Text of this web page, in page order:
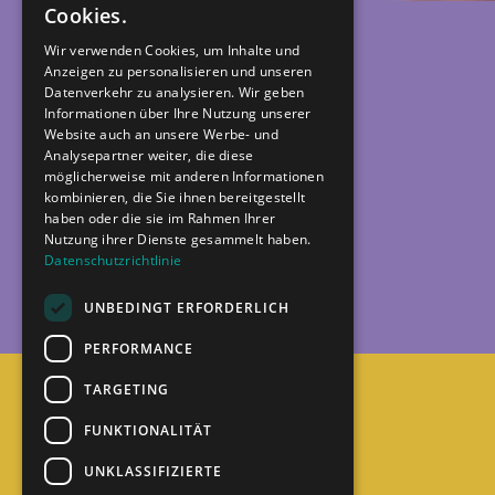
Cookies.
Wir verwenden Cookies, um Inhalte und
Anzeigen zu personalisieren und unseren
Datenverkehr zu analysieren. Wir geben
Informationen über Ihre Nutzung unserer
Website auch an unsere Werbe- und
Analysepartner weiter, die diese
möglicherweise mit anderen Informationen
kombinieren, die Sie ihnen bereitgestellt
haben oder die sie im Rahmen Ihrer
Nutzung ihrer Dienste gesammelt haben.
Datenschutzrichtlinie
UNBEDINGT ERFORDERLICH
PERFORMANCE
TARGETING
FUNKTIONALITÄT
UNKLASSIFIZIERTE